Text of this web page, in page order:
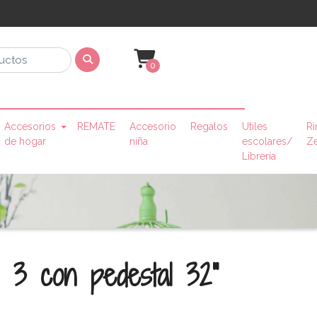
0
Accesorios
de hogar
REMATE
Accesorio
niña
Regalos
Utiles
escolares/
Librería
3 con pedestal 32"